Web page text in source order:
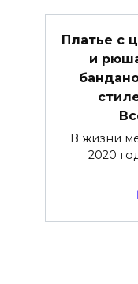
Платье с
и
В жизни
2020